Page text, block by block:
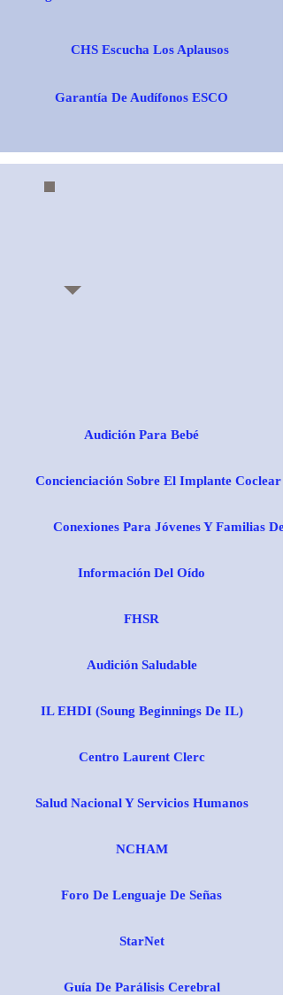
CHS Escucha Los Aplausos
Garantía De Audífonos ESCO
Audición Para Bebé
Concienciación Sobre El Implante Coclear
Conexiones Para Jóvenes Y Familias De
Información Del Oído
FHSR
Audición Saludable
IL EHDI (Soung Beginnings De IL)
Centro Laurent Clerc
Salud Nacional Y Servicios Humanos
NCHAM
Foro De Lenguaje De Señas
StarNet
Guía De Parálisis Cerebral